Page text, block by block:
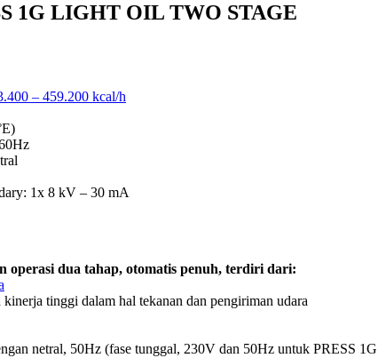
1G LIGHT OIL TWO STAGE
– 459.200 kcal/h
1x 8 kV – 30 mA
operasi dua tahap, otomatis penuh, terdiri dari:
tinggi dalam hal tekanan dan pengiriman udara
netral, 50Hz (fase tunggal, 230V dan 50Hz untuk PRESS 1G